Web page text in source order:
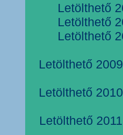
Letölthető
Letölthető
Letölthető
Letölthető
Letölthető
Letölthető